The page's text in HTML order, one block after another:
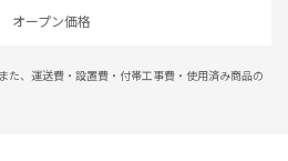
オープン価格
た、運送費・設置費・付帯工事費・使用済み商品の